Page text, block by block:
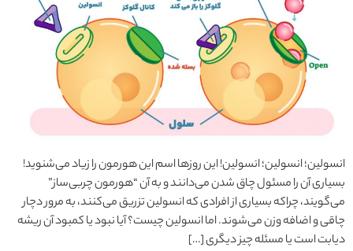
انسولین؛ انسولین؛ انسولین! این روزها اسم این هورمون را زیاد می‌شنوید!
بسیاری آن را مسئول چاق شدن می‌دانند و به آن “هورمون چربی‌ساز”
می‌گویند، چراکه بسیاری از افرادی که انسولین تزریق می‌کنند، به مرور دچار
چاقی و اضافه وزن می‌شوند. اما انسولین چیست؟ آیا نبود یا کمبود آن ریشه
دیابت است یا مسئله چیز دیگری […]